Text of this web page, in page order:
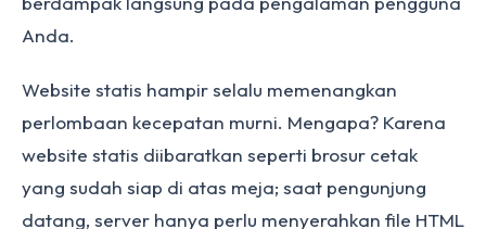
Anda.
Website statis hampir selalu memenangkan
perlombaan kecepatan murni. Mengapa? Karena
website statis diibaratkan seperti brosur cetak
yang sudah siap di atas meja; saat pengunjung
datang, server hanya perlu menyerahkan file HTML